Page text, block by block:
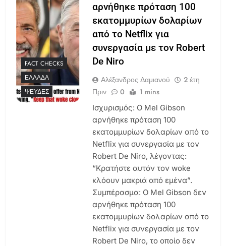
FACT CHECKS
ΕΛΛΆΔΑ
ΨΕΥΔΈΣ
αρνήθηκε πρόταση 100
εκατομμυρίων δολαρίων
από το Netflix για
συνεργασία με τον Robert
De Niro
Αλέξανδρος Δαμιανού
2 έτη
Πριν
0 1 mins
Ισχυρισμός: Ο Mel Gibson
αρνήθηκε πρόταση 100
εκατομμυρίων δολαρίων από το
Netflix για συνεργασία με τον
Robert De Niro, λέγοντας:
“Κρατήστε αυτόν τον woke
κλόουν μακριά από εμένα”.
Συμπέρασμα: Ο Mel Gibson δεν
αρνήθηκε πρόταση 100
εκατομμυρίων δολαρίων από το
Netflix για συνεργασία με τον
Robert De Niro, το οποίο δεν